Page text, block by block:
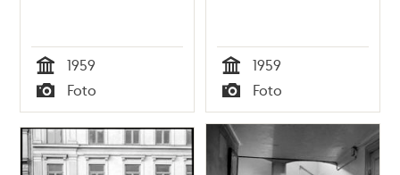
Tid
1959
Typ
Foto Tid
1959
Typ
Foto